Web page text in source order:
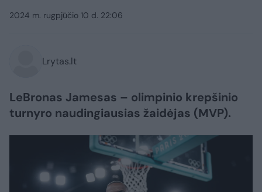
2024 m. rugpjūčio 10 d. 22:06
Lrytas.lt
LeBronas Jamesas – olimpinio krepšinio
turnyro naudingiausias žaidėjas (MVP).